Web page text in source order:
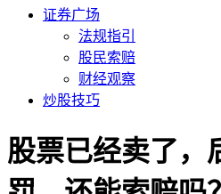
证券广场
法规指引
股民索赔
财经观察
炒股技巧
股票已经卖了，